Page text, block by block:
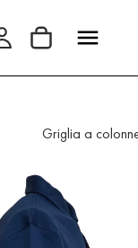
Griglia a